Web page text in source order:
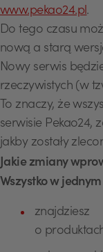
www.pekao24.pl.
Do tego czasu
nową a starą
Nowy serwis
rzeczywistych (w
To znaczy, że
serwisie Pekao24,
jakby zostały
Jakie zmiany
Wszystko w
o